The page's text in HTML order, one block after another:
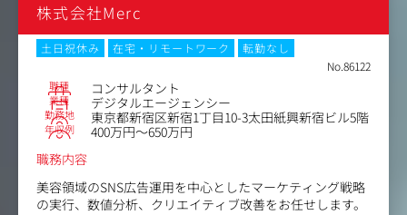
ん）
・最適化と分析：キャンペーンのパフォーマンス監視、KP
I達成や予算制約に応じた最適化の支援。分析ツールを用い
・コラボレーションと報告：クライアント、プランニング
チーム、グローバルチーム等と連携。パフォーマンスを追
跡するレポートの作成および戦略的提案の実施。
・財務管理：デジタル予算の支出管理と報告、ROIの確
保。
株式会社Merc
土日祝休み 在宅・リモートワーク
転勤なし
No.86122
職種 コンサルタント
業種 デジタルエージェンシー
勤務地 東京都新宿区新宿1丁目10-3太田紙興新宿ビル5階
年収例
400万円～650万円
職務内容
美容領域のSNS広告運用を中心としたマーケティング戦略
の実行、数値分析、クリエイティブ改善をお任せします。